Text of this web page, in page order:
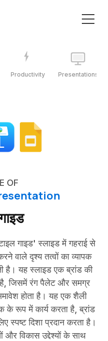
Productivity Presentations
OF
गाइड' स्लाइड में गहराई से
वाले दृश्य तत्वों का व्यापक
है। यह स्लाइड एक ब्रांड की
है, जिसमें रंग पैलेट और समग्र
होता है। यह एक शैली
के रूप में कार्य करता है, ब्रांड
स्पष्ट दिशा प्रदान करता है।
और विकास उद्देश्यों के साथ